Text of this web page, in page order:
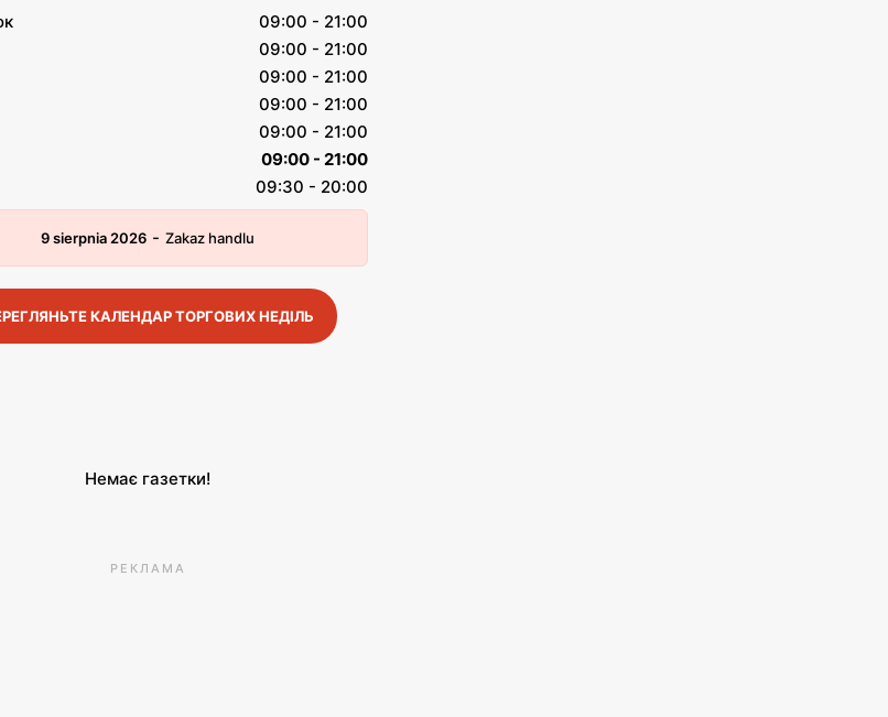
09:00 - 21:00
09:00 - 21:00
09:00 - 21:00
09:00 - 21:00
09:00 - 21:00
09:00 - 21:00
09:30 - 20:00
9 sierpnia 2026 - Zakaz handlu
КАЛЕНДАР ТОРГОВИХ НЕДІЛЬ
Немає газетки!
РЕКЛАМА